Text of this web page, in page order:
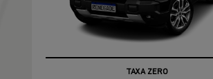
TABELA FIPE